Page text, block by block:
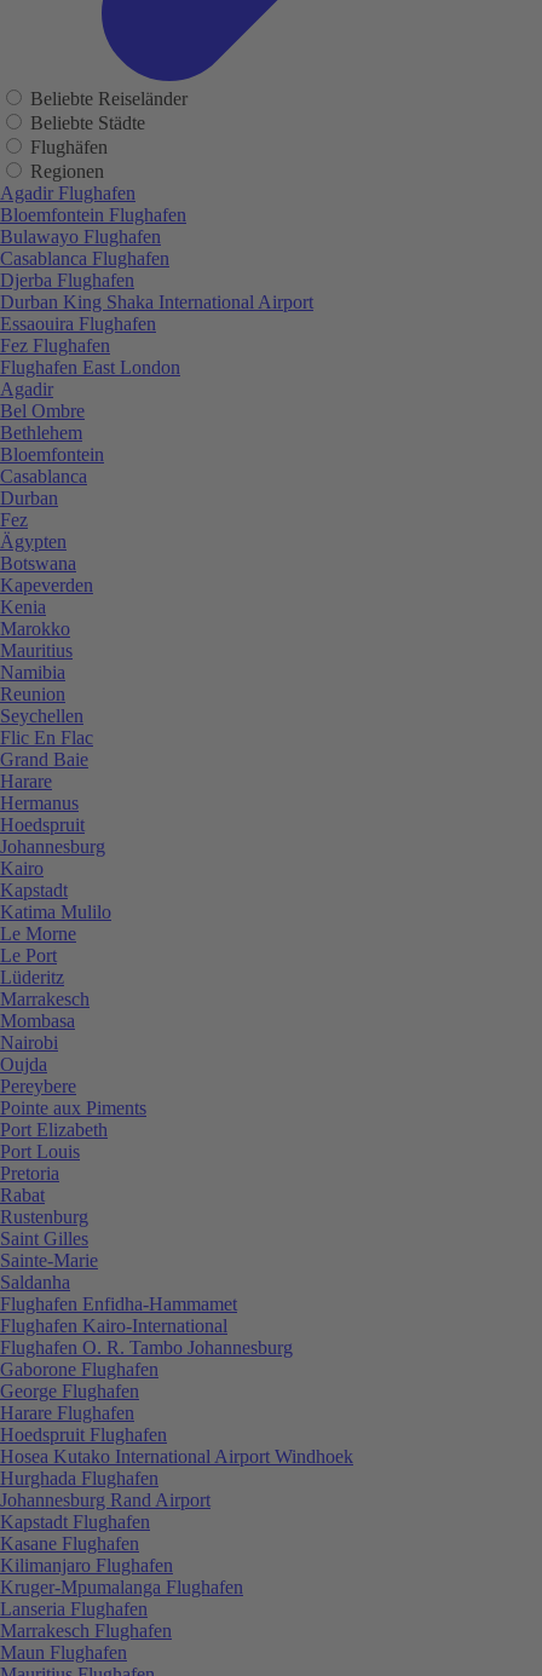
Beliebte Reiseländer
Beliebte Städte
Flughäfen
Regionen
Agadir Flughafen
Bloemfontein Flughafen
Bulawayo Flughafen
Casablanca Flughafen
Djerba Flughafen
Durban King Shaka International Airport
Essaouira Flughafen
Fez Flughafen
Flughafen East London
Agadir
Bel Ombre
Bethlehem
Bloemfontein
Casablanca
Durban
Fez
Ägypten
Botswana
Kapeverden
Kenia
Marokko
Mauritius
Namibia
Reunion
Seychellen
Flic En Flac
Grand Baie
Harare
Hermanus
Hoedspruit
Johannesburg
Kairo
Kapstadt
Katima Mulilo
Le Morne
Le Port
Lüderitz
Marrakesch
Mombasa
Nairobi
Oujda
Pereybere
Pointe aux Piments
Port Elizabeth
Port Louis
Pretoria
Rabat
Rustenburg
Saint Gilles
Sainte-Marie
Saldanha
Flughafen Enfidha-Hammamet
Flughafen Kairo-International
Flughafen O. R. Tambo Johannesburg
Gaborone Flughafen
George Flughafen
Harare Flughafen
Hoedspruit Flughafen
Hosea Kutako International Airport Windhoek
Hurghada Flughafen
Johannesburg Rand Airport
Kapstadt Flughafen
Kasane Flughafen
Kilimanjaro Flughafen
Kruger-Mpumalanga Flughafen
Lanseria Flughafen
Marrakesch Flughafen
Maun Flughafen